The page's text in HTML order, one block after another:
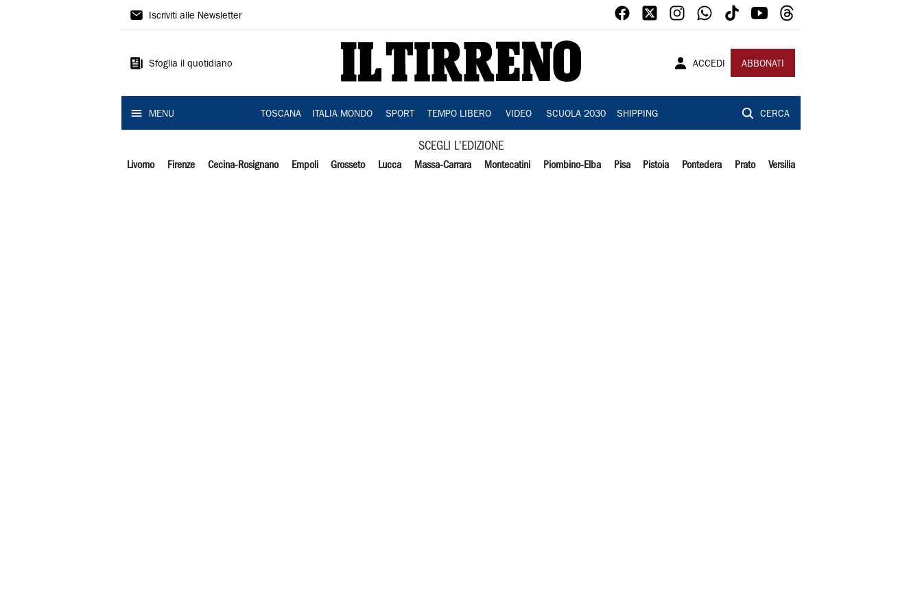
Il
Iscriviti alle Newsletter
Sfoglia il quotidiano ACCEDI ABBONATI
MENU TOSCANA ITALIA MONDO SPORT TEMPO LIBERO VIDEO SCUOLA 2030 SHIPPING CERCA
SCEGLI L'EDIZIONE
Livorno Firenze Cecina-Rosignano Empoli Grosseto Lucca Massa-Carrara Montecatini Piombino-Elba Pisa Pistoia Pontedera Prato Versilia